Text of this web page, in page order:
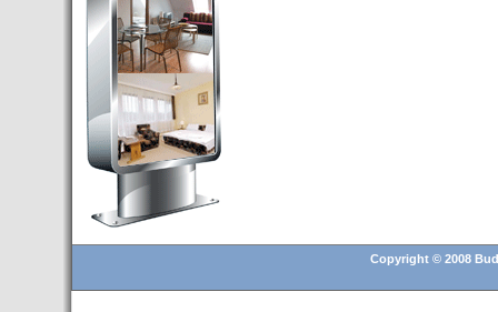
Budapest’.
- Hoteles en BUDAPEST:
Resultados octubre de 2016,
subida del 15% ocupación y
del 25,6% en el RevPar
- Nuevo Hotel en Budapest
bajo la marca Exe Hotusa
BUDAPEST
Copyright © 2008